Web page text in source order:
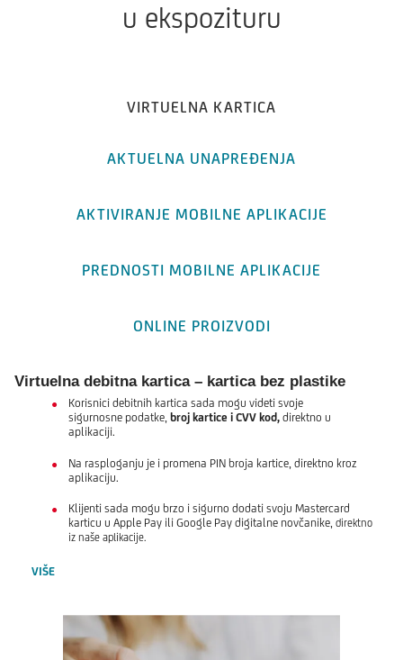
u ekspozituru
VIRTUELNA KARTICA
AKTUELNA UNAPREĐENJA
AKTIVIRANJE MOBILNE APLIKACIJE
PREDNOSTI MOBILNE APLIKACIJE
ONLINE PROIZVODI
Virtuelna debitna kartica – kartica bez plastike
Korisnici debitnih kartica sada mogu videti svoje
sigurnosne podatke, broj kartice i CVV kod, direktno u
aplikaciji.
Na rasploganju je i promena PIN broja kartice, direktno kroz
aplikaciju.
Klijenti sada mogu brzo i sigurno dodati svoju Mastercard
karticu u Apple Pay ili Google Pay digitalne novčanike, direktno
iz naše aplikacije.
VIŠE